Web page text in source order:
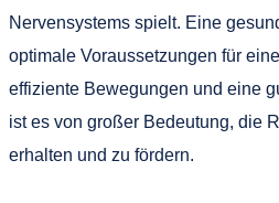
Nervensystems spielt. Eine
optimale Voraussetzungen für
effiziente Bewegungen und eine
ist es von großer Bedeutung, die
erhalten und zu fördern.